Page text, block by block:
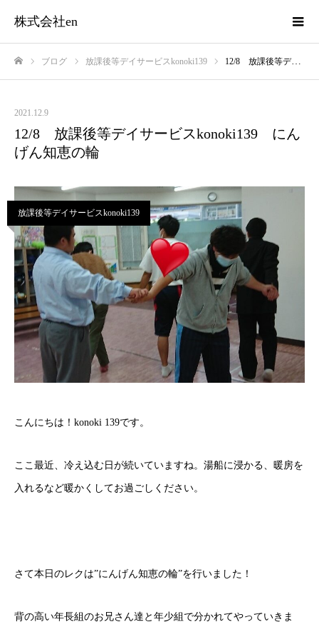
株式会社en
ブログ 放課後等デイサービスkonoki139 12/8 放課後等デイサービスkonoki139 にんげん知恵の輪
2021.12.9
12/8 放課後等デイサービスkonoki139 にん
げん知恵の輪
放課後等デイサービスkonoki139
こんにちは！konoki 139です。
ここ最近、冷え込む日が続いていますね。湯船に浸かる、暖房を
入れるなど暖かくしてお過ごしください。
さて本日のレクは”にんげん知恵の輪”を行いました！
背の高い年長組のお兄さん達と年少組で分かれてやっていきま